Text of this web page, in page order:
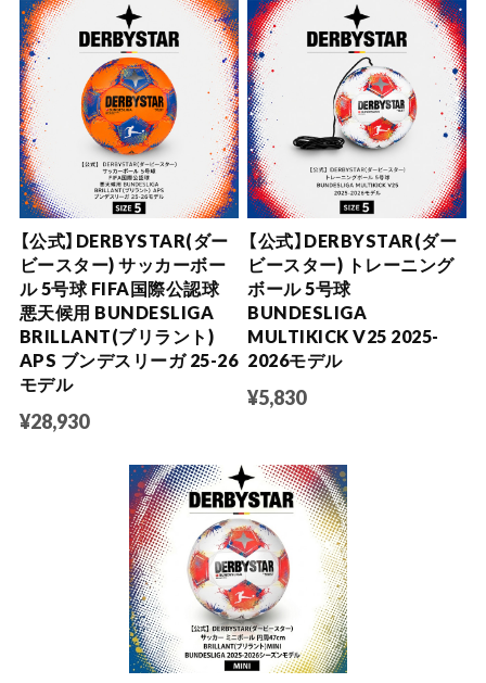
【公式】DERBYSTAR(ダー
ビースター) サッカーボー
ル 5号球 FIFA国際公認球
悪天候用 BUNDESLIGA
BRILLANT(ブリラント)
APS ブンデスリーガ 25-26
モデル
¥28,930
【公式】DERBYSTAR(ダー
ビースター) トレーニング
ボール 5号球
BUNDESLIGA
MULTIKICK V25 2025-
2026モデル
¥5,830